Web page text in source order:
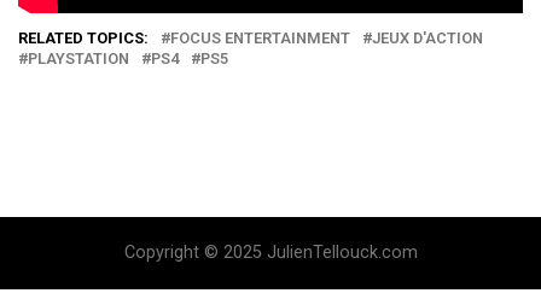
RELATED TOPICS: FOCUS ENTERTAINMENT
JEUX D'ACTION
PLAYSTATION
PS4 PS5
Copyright © 2025 JulienTellouck.com